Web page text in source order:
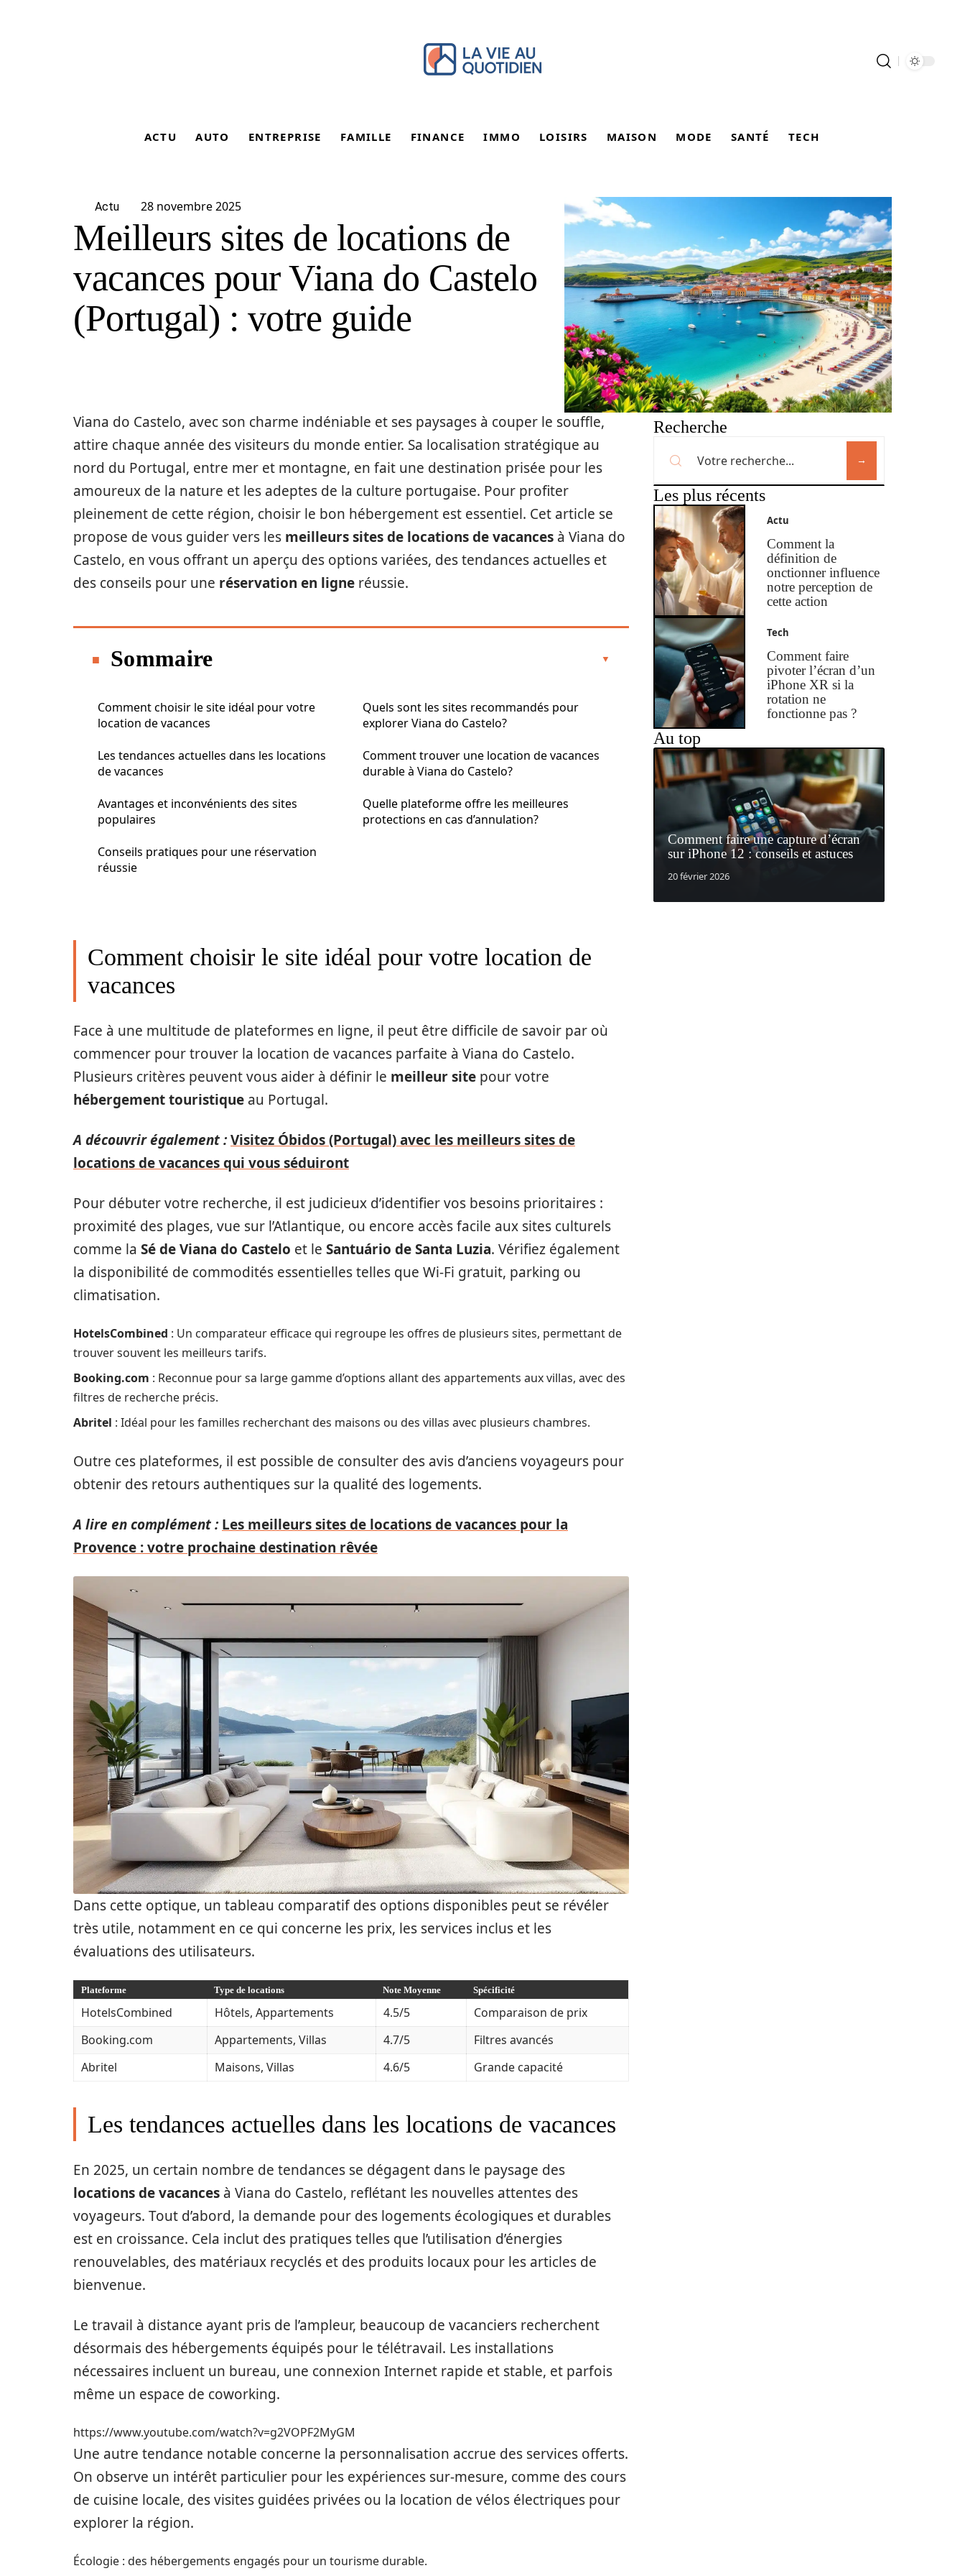
ACTU AUTO ENTREPRISE FAMILLE FINANCE IMMO LOISIRS MAISON MODE SANTÉ TECH
Actu 28 novembre 2025
Meilleurs sites de locations de
vacances pour Viana do Castelo
(Portugal) : votre guide
Viana do Castelo, avec son charme indéniable et ses paysages à couper le souffle,
attire chaque année des visiteurs du monde entier. Sa localisation stratégique au
nord du Portugal, entre mer et montagne, en fait une destination prisée pour les
amoureux de la nature et les adeptes de la culture portugaise. Pour profiter
pleinement de cette région, choisir le bon hébergement est essentiel. Cet article se
propose de vous guider vers les meilleurs sites de locations de vacances à Viana do
Castelo, en vous offrant un aperçu des options variées, des tendances actuelles et
des conseils pour une réservation en ligne réussie.
Sommaire
Comment choisir le site idéal pour votre
location de vacances
Les tendances actuelles dans les locations
de vacances
Avantages et inconvénients des sites
populaires
Conseils pratiques pour une réservation
réussie
Quels sont les sites recommandés pour
explorer Viana do Castelo?
Comment trouver une location de vacances
durable à Viana do Castelo?
Quelle plateforme offre les meilleures
protections en cas d’annulation?
Comment choisir le site idéal pour votre location de
vacances
Face à une multitude de plateformes en ligne, il peut être difficile de savoir par où
commencer pour trouver la location de vacances parfaite à Viana do Castelo.
Plusieurs critères peuvent vous aider à définir le meilleur site pour votre
hébergement touristique au Portugal.
A découvrir également :Visitez Óbidos (Portugal) avec les meilleurs sites de
locations de vacances qui vous séduiront
Pour débuter votre recherche, il est judicieux d’identifier vos besoins prioritaires :
proximité des plages, vue sur l’Atlantique, ou encore accès facile aux sites culturels
comme la Sé de Viana do Castelo et le Santuário de Santa Luzia. Vérifiez également
la disponibilité de commodités essentielles telles que Wi-Fi gratuit, parking ou
climatisation.
HotelsCombined : Un comparateur efficace qui regroupe les offres de plusieurs sites, permettant de
trouver souvent les meilleurs tarifs.
Booking.com : Reconnue pour sa large gamme d’options allant des appartements aux villas, avec des
filtres de recherche précis.
Abritel : Idéal pour les familles recherchant des maisons ou des villas avec plusieurs chambres.
Outre ces plateformes, il est possible de consulter des avis d’anciens voyageurs pour
obtenir des retours authentiques sur la qualité des logements.
A lire en complément : Les meilleurs sites de locations de vacances pour la
Provence : votre prochaine destination rêvée
Dans cette optique, un tableau comparatif des options disponibles peut se révéler
très utile, notamment en ce qui concerne les prix, les services inclus et les
évaluations des utilisateurs.
Plateforme Type de locations Note Moyenne Spécificité
HotelsCombined Hôtels, Appartements 4.5/5
Comparaison de prix
Booking.com
Appartements, Villas 4.7/5
Filtres avancés
Abritel
Maisons, Villas 4.6/5 Grande capacité
Les tendances actuelles dans les locations de vacances
En 2025, un certain nombre de tendances se dégagent dans le paysage des
locations de vacances à Viana do Castelo, reflétant les nouvelles attentes des
voyageurs. Tout d’abord, la demande pour des logements écologiques et durables
est en croissance. Cela inclut des pratiques telles que l’utilisation d’énergies
renouvelables, des matériaux recyclés et des produits locaux pour les articles de
bienvenue.
Le travail à distance ayant pris de l’ampleur, beaucoup de vacanciers recherchent
désormais des hébergements équipés pour le télétravail. Les installations
nécessaires incluent un bureau, une connexion Internet rapide et stable, et parfois
même un espace de coworking.
https://www.youtube.com/watch?v=g2VOPF2MyGM
Une autre tendance notable concerne la personnalisation accrue des services offerts.
On observe un intérêt particulier pour les expériences sur-mesure, comme des cours
de cuisine locale, des visites guidées privées ou la location de vélos électriques pour
explorer la région.
Écologie : des hébergements engagés pour un tourisme durable.
Recherche
Les plus récents
Actu
Comment la
définition de
onctionner influence
notre perception de
cette action
Tech
Comment faire
pivoter l’écran d’un
iPhone XR si la
rotation ne
fonctionne pas ?
Au top
Comment faire une capture d’écran
sur iPhone 12 : conseils et astuces
20 février 2026